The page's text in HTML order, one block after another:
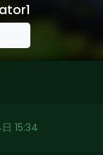
15:34